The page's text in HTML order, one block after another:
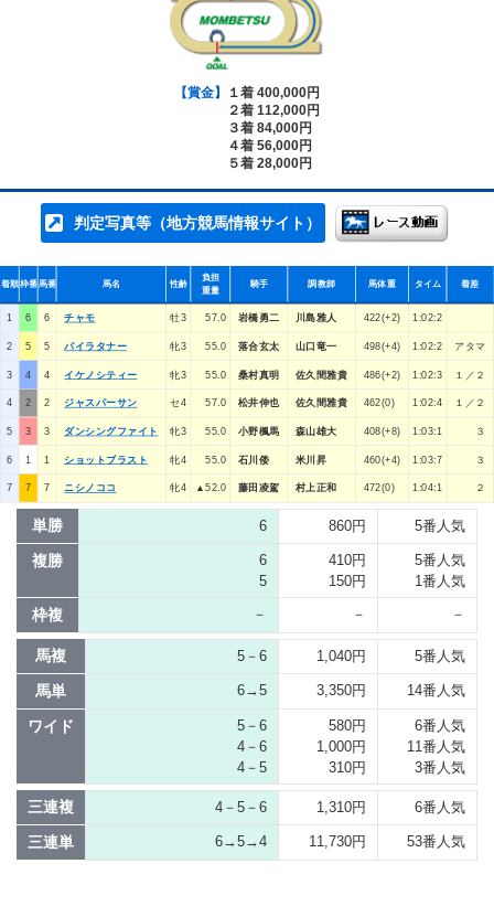
【賞金】
１着 400,000円
２着 112,000円
３着 84,000円
４着 56,000円
５着 28,000円
判定写真等（地方競馬情報サイト）
着順 枠番馬番 馬名 性齢
負担
重量
騎手 調教師 馬体重 タイム 着差
1 6 6 チャモ 牡3 57.0 岩橋勇二 川島雅人 422(+2) 1:02:2
2 5 5 パイラタナー 牝3 55.0 落合玄太 山口竜一 498(+4) 1:02:2 アタマ
3 4 4 イケノシティー 牝3 55.0 桑村真明 佐久間雅貴 486(+2) 1:02:3 １／２
4 2 2 ジャスパーサン セ4 57.0 松井伸也 佐久間雅貴 462(0) 1:02:4 １／２
5 3 3 ダンシングファイト 牝3 55.0 小野楓馬 森山雄大 408(+8) 1:03:1 ３
6 1 1 ショットブラスト 牝4 55.0 石川倭 米川昇 460(+4) 1:03:7 ３
7 7 7 ニシノココ 牝4 ▲52.0 藤田凌駕 村上正和 472(0) 1:04:1 ２
単勝 6 860円 5番人気
複勝
6
5
410円
150円
5番人気
1番人気
枠複 － － －
馬複 5－6 1,040円 5番人気
馬単 6→5 3,350円 14番人気
ワイド
5－6
4－6
4－5
580円
1,000円
310円
6番人気
11番人気
3番人気
三連複 4－5－6 1,310円 6番人気
三連単 6→5→4 11,730円 53番人気